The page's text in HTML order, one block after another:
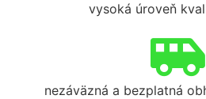
vysoká úroveň
nezáväzná a bezplatná